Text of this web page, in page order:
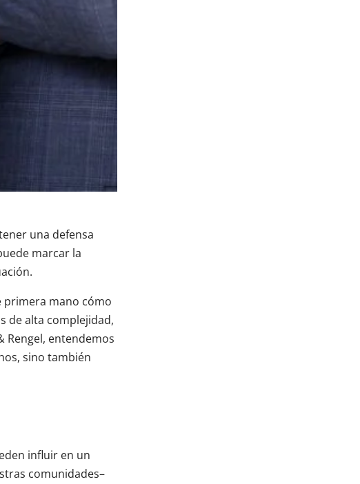
una defensa
marcar la
primera mano cómo
de alta complejidad,
Rengel, entendemos
sino también
influir en un
comunidades–